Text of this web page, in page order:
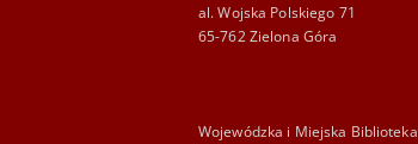
al. Wojska Polskiego 71
65-762 Zielona Góra
Wojewódzka i Miejska Biblioteka